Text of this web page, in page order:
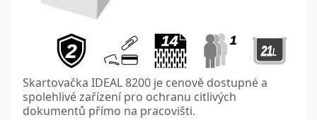
Skartovačka IDEAL 8200 je cenově dostupné a
spolehlivé zařízení pro ochranu citlivých
dokumentů přímo na pracovišti.